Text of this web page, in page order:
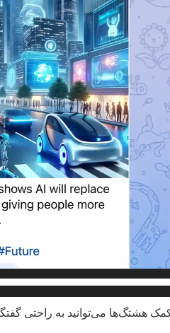
کمک هشتگ‌ها می‌توانید به راحتی